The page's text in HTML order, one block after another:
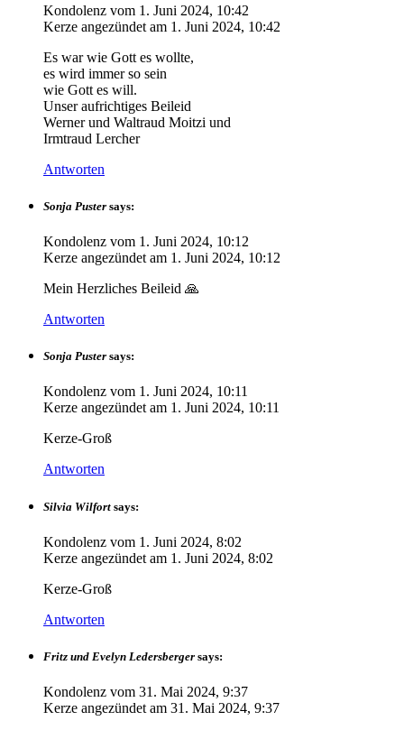
Kondolenz vom 1. Juni 2024, 10:42
Kerze angezündet am 1. Juni 2024, 10:42
Es war wie Gott es wollte,
es wird immer so sein
wie Gott es will.
Unser aufrichtiges Beileid
Werner und Waltraud Moitzi und
Irmtraud Lercher
Antworten
Sonja Puster says:
Kondolenz vom 1. Juni 2024, 10:12
Kerze angezündet am 1. Juni 2024, 10:12
Mein Herzliches Beileid 🙏
Antworten
Sonja Puster says:
Kondolenz vom 1. Juni 2024, 10:11
Kerze angezündet am 1. Juni 2024, 10:11
Kerze-Groß
Antworten
Silvia Wilfort says:
Kondolenz vom 1. Juni 2024, 8:02
Kerze angezündet am 1. Juni 2024, 8:02
Kerze-Groß
Antworten
Fritz und Evelyn Ledersberger says:
Kondolenz vom 31. Mai 2024, 9:37
Kerze angezündet am 31. Mai 2024, 9:37